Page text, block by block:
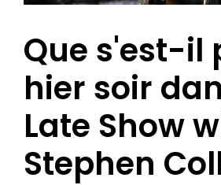
Que s'est-il
hier soir
Late Show
Stephen